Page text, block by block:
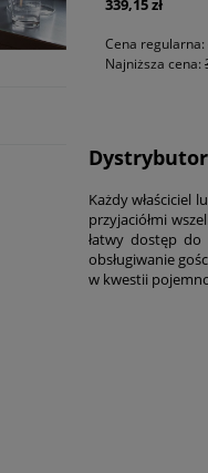
339,15 zł
Cena regularna:
Najniższa cena:
Każdy właściciel
przyjaciółmi
łatwy dostęp
obsługiwanie
w kwestii